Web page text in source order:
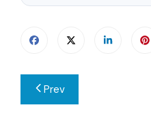
Prev